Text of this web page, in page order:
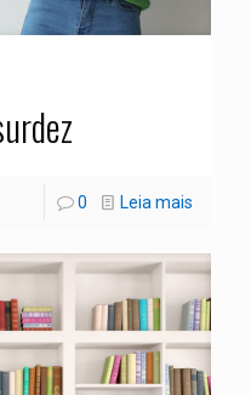
0 Leia mais